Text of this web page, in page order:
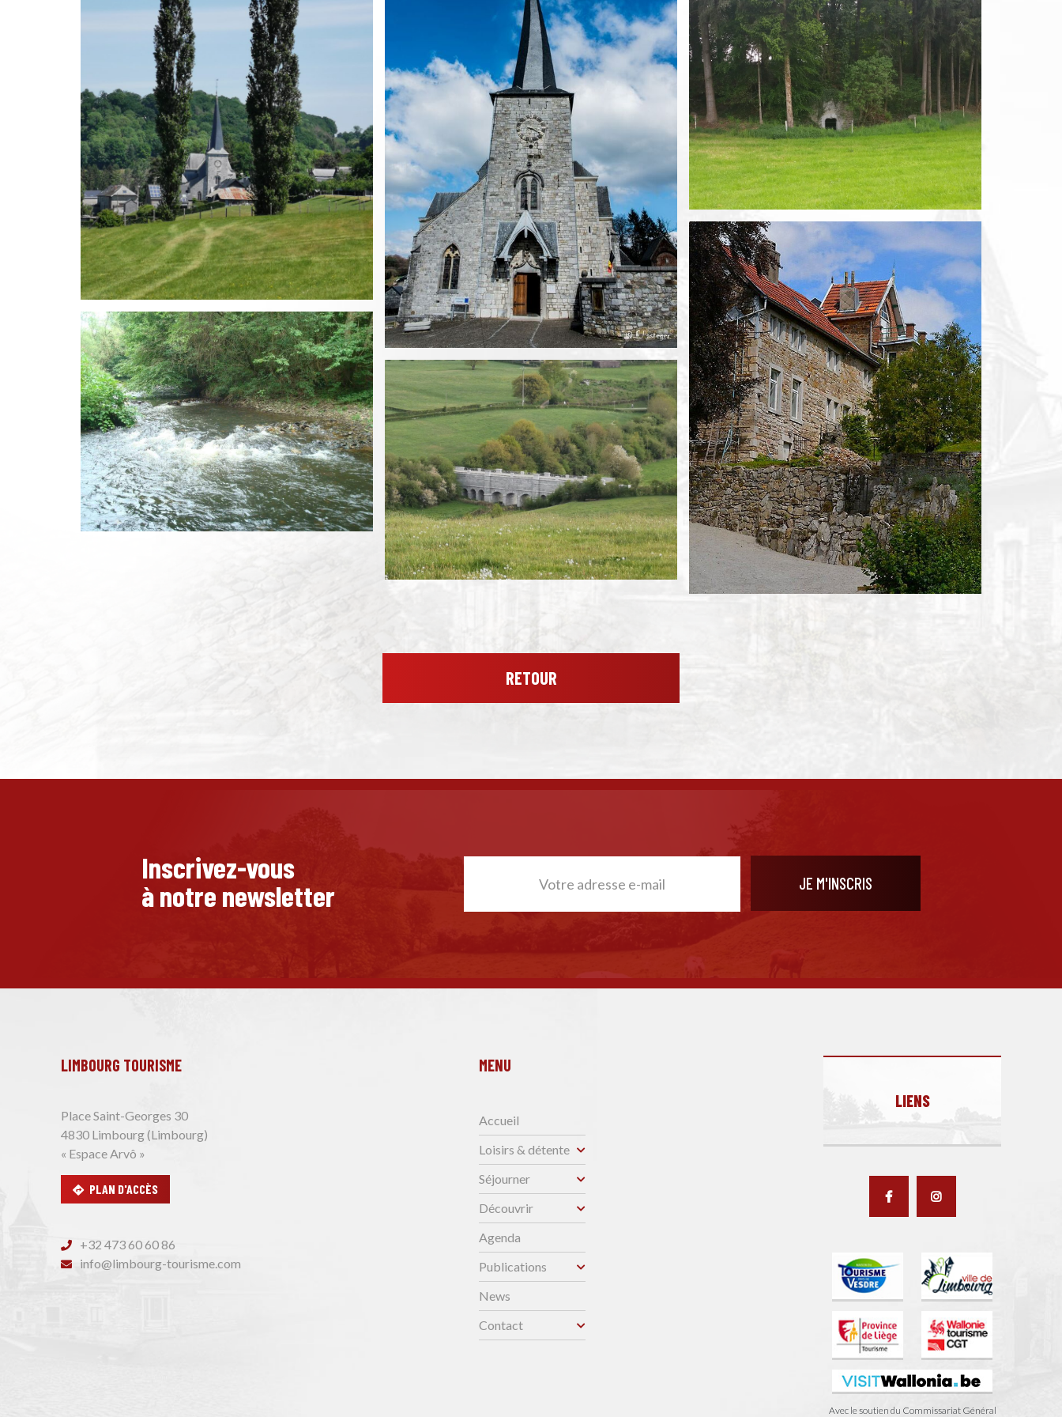
RETOUR
Inscrivez-vous
à notre newsletter
LIMBOURG TOURISME
Place Saint-Georges 30
4830 Limbourg (Limbourg)
« Espace Arvô »
PLAN D'ACCÈS
+32 473 60 60 86
info@limbourg-tourisme.com
MENU
Accueil
Loisirs & détente
Séjourner
Découvrir
Agenda
Publications
News
Contact
LIENS
Avec le soutien du Commissariat Général